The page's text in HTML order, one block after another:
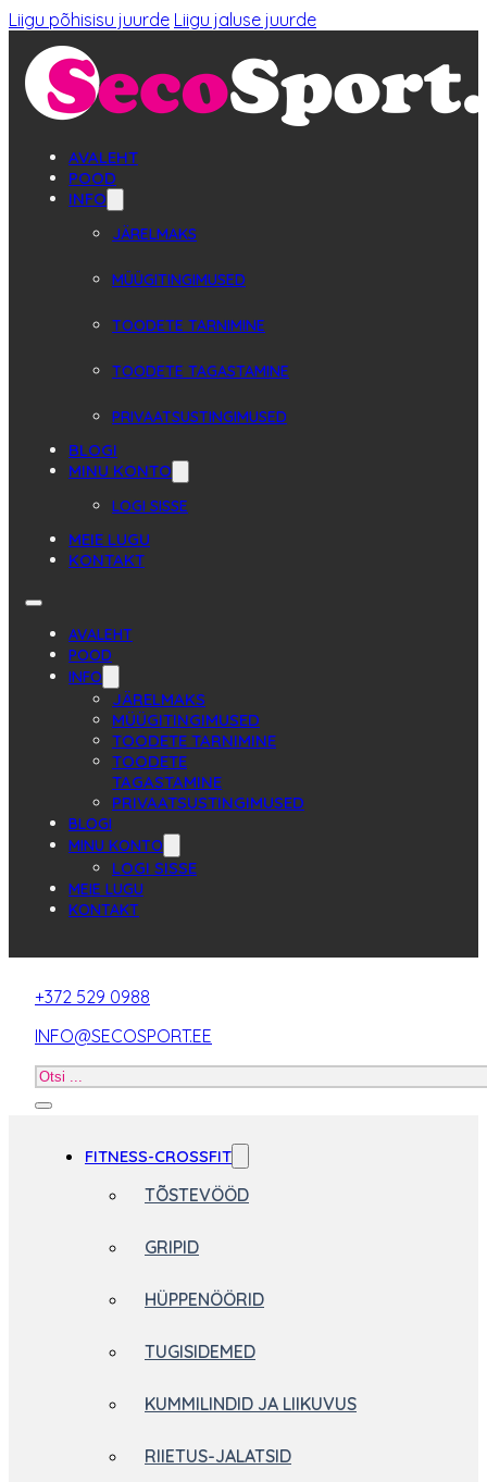
Liigu põhisisu juurde Liigu jaluse juurde
AVALEHT
POOD
INFO
JÄRELMAKS
MÜÜGITINGIMUSED
TOODETE TARNIMINE
TOODETE TAGASTAMINE
PRIVAATSUSTINGIMUSED
BLOGI
MINU KONTO
LOGI SISSE
MEIE LUGU
KONTAKT
AVALEHT
POOD
INFO
JÄRELMAKS
MÜÜGITINGIMUSED
TOODETE TARNIMINE
TOODETE
TAGASTAMINE
PRIVAATSUSTINGIMUSED
BLOGI
MINU KONTO
LOGI SISSE
MEIE LUGU
KONTAKT
+372 529 0988
INFO@SECOSPORT.EE
Otsi
FITNESS-CROSSFIT
TÕSTEVÖÖD
GRIPID
HÜPPENÖÖRID
TUGISIDEMED
KUMMILINDID JA LIIKUVUS
RIIETUS-JALATSID